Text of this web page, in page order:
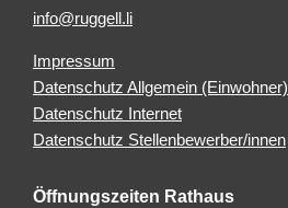
info@ruggell.li
Impressum
Datenschutz Allgemein (Einwohner)
Datenschutz Internet
Datenschutz Stellenbewerber/innen
Öffnungszeiten Rathaus